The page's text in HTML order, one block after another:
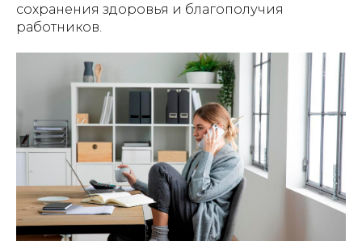
сохранения здоровья и благополучия
работников.